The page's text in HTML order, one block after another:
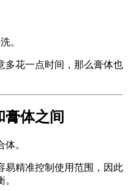
。
多花一点时间，那么膏体也
体之间
。
易精准控制使用范围，因此